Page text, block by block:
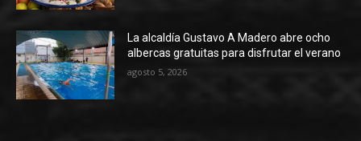
La alcaldía Gustavo A Madero abre ocho
albercas gratuitas para disfrutar el verano
agosto 5, 2026